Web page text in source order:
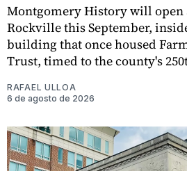
Montgomery History will open
Rockville this September,
building that once housed
Trust, timed to the county's
RAFAEL ULLOA
6 de agosto de 2026